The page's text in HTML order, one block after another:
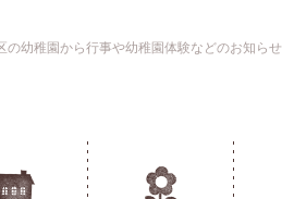
の幼稚園から行事や幼稚園体験などのお知らせ